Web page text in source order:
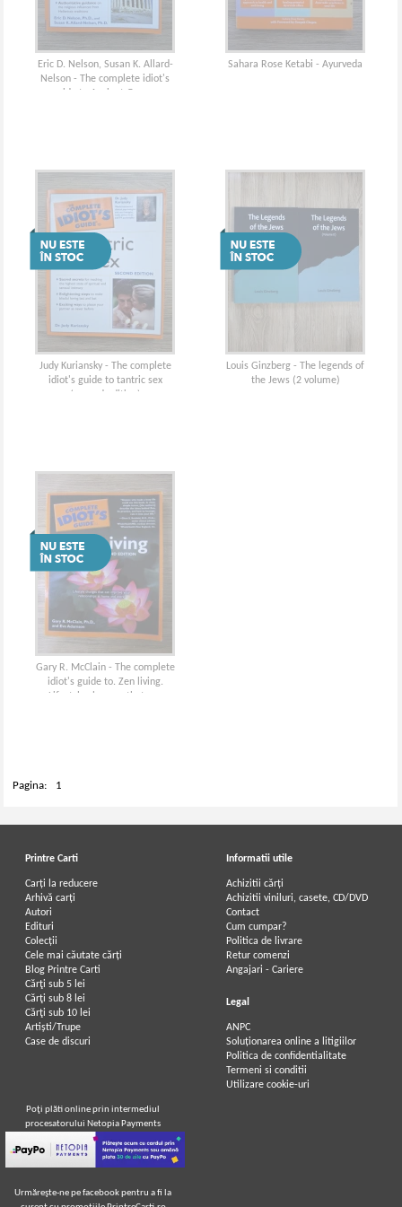
Eric D. Nelson, Susan K. Allard-
Nelson - The complete idiot's
guide to Ancient Greece
Sahara Rose Ketabi - Ayurveda
Judy Kuriansky - The complete
idiot's guide to tantric sex
(second edition)
Louis Ginzberg - The legends of
the Jews (2 volume)
Gary R. McClain - The complete
idiot's guide to. Zen living.
Lifestyle changes that can
Pagina: 1
Printre Carti
Carți la reducere
Arhivă carți
Autori
Edituri
Colecții
Cele mai căutate cărți
Blog Printre Carti
Cărţi sub 5 lei
Cărţi sub 8 lei
Cărţi sub 10 lei
Artiști/Trupe
Case de discuri
Informatii utile
Achizitii cărți
Achizitii viniluri, casete, CD/DVD
Contact
Cum cumpar?
Politica de livrare
Retur comenzi
Angajari - Cariere
Legal
ANPC
Soluționarea online a litigiilor
Politica de confidentialitate
Termeni si conditii
Utilizare cookie-uri
Poţi plăti online prin intermediul
procesatorului Netopia Payments
Urmăreşte-ne pe facebook pentru a fi la